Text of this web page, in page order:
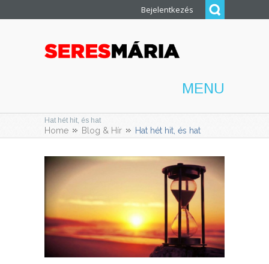
Bejelentkezés
MENU
Hat hét hit, és hat
Home Blog & Hír Hat hét hit, és hat